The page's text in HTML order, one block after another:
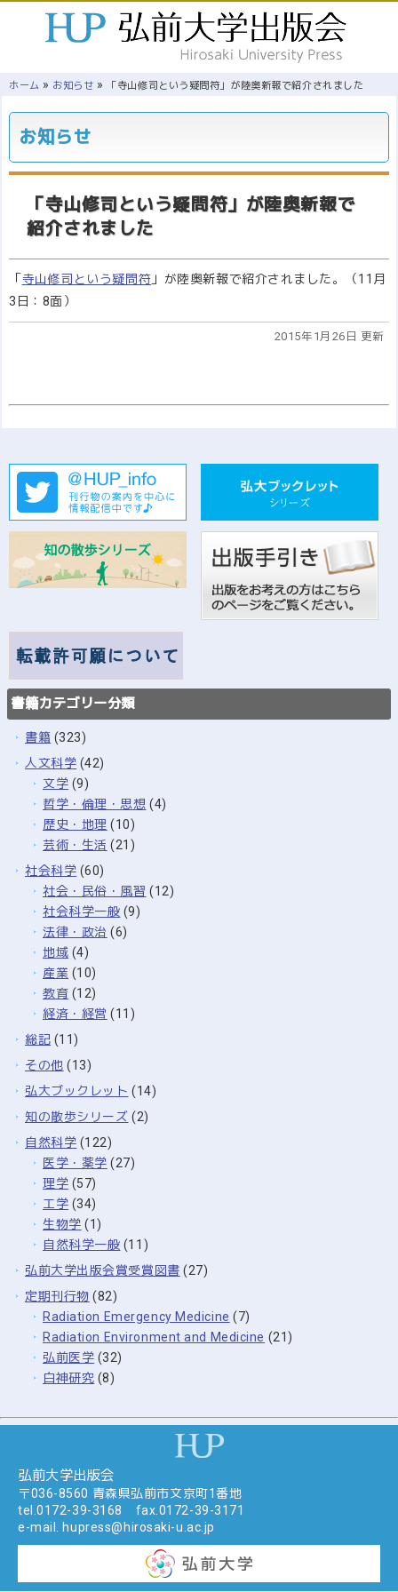
ホーム » お知らせ » 「寺山修司という疑問符」が陸奥新報で紹介されました
お知らせ
「寺山修司という疑問符」が陸奥新報で
紹介されました
「 寺山修司という疑問符 」が陸奥新報で紹介されました。（11月
3日：8面）
2015年1月26日 更新
書籍カテゴリー分類
書籍 (323)
人文科学 (42)
文学 (9)
哲学・倫理・思想 (4)
歴史・地理 (10)
芸術・生活 (21)
社会科学 (60)
社会・民俗・風習 (12)
社会科学一般 (9)
法律・政治 (6)
地域 (4)
産業 (10)
教育 (12)
経済・経営 (11)
総記 (11)
その他 (13)
弘大ブックレット (14)
知の散歩シリーズ (2)
自然科学 (122)
医学・薬学 (27)
理学 (57)
工学 (34)
生物学 (1)
自然科学一般 (11)
弘前大学出版会賞受賞図書 (27)
定期刊行物 (82)
Radiation Emergency Medicine (7)
Radiation Environment and Medicine (21)
弘前医学 (32)
白神研究 (8)
弘前大学出版会
〒036-8560 青森県弘前市文京町1番地
tel.0172-39-3168
fax.0172-39-3171
e-mail. hupress@hirosaki-u.ac.jp